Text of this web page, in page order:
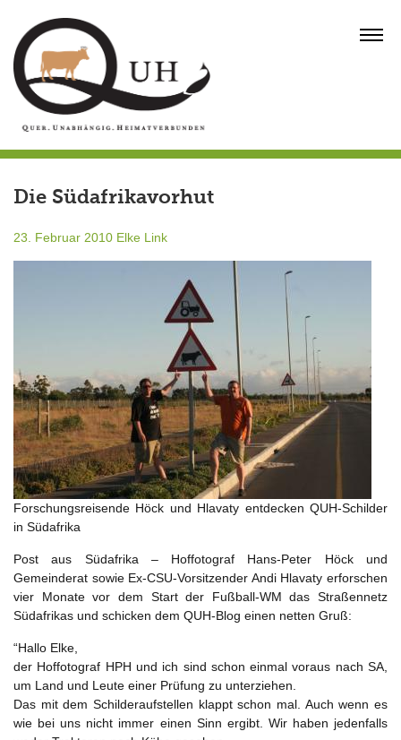
content
Die Südafrikavorhut
23. Februar 2010 Elke Link
Forschungsreisende Höck und Hlavaty entdecken QUH-Schilder
in Südafrika
Post aus Südafrika – Hoffotograf Hans-Peter Höck und
Gemeinderat sowie Ex-CSU-Vorsitzender Andi Hlavaty erforschen
vier Monate vor dem Start der Fußball-WM das Straßennetz
Südafrikas und schicken dem QUH-Blog einen netten Gruß:
“Hallo Elke,
der Hoffotograf HPH und ich sind schon einmal voraus nach SA,
um Land und Leute einer Prüfung zu unterziehen.
Das mit dem Schilderaufstellen klappt schon mal. Auch wenn es
wie bei uns nicht immer einen Sinn ergibt. Wir haben jedenfalls